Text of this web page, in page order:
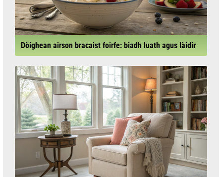
Dòighean airson bracaist foirfe: biadh luath agus làidir